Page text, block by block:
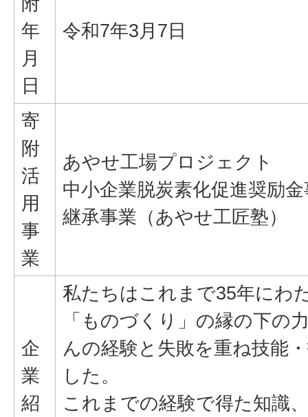
年
月
日
令和7年3月7日
寄
附
活
用
事
業
あやせ工場プロジェクト
中小企業脱炭素化促進奨励
継承事業（あやせ工匠塾）
企
業
紹
私たちはこれまで35年にわ
「ものづくり」の縁の下の
んの経験と失敗を重ね技能
した。
これまでの経験で得た知識